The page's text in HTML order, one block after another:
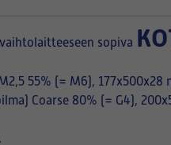
sopiva
55% (= M6), 177x500x28
Coarse 80% (= G4),